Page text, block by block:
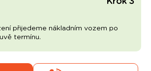
přijedeme nákladním vozem po
termínu.